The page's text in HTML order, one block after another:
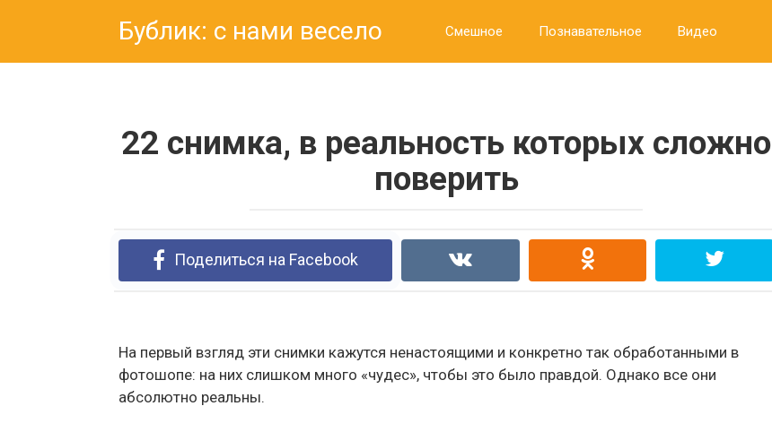
Бублик: с нами весело Смешное Познавательное Видео
22 снимка, в реальность которых сложно
поверить
Поделиться на Facebook
На первый взгляд эти снимки кажутся ненастоящими и конкретно так обработанными в
фотошопе: на них слишком много «чудес», чтобы это было правдой. Однако все они
абсолютно реальны.